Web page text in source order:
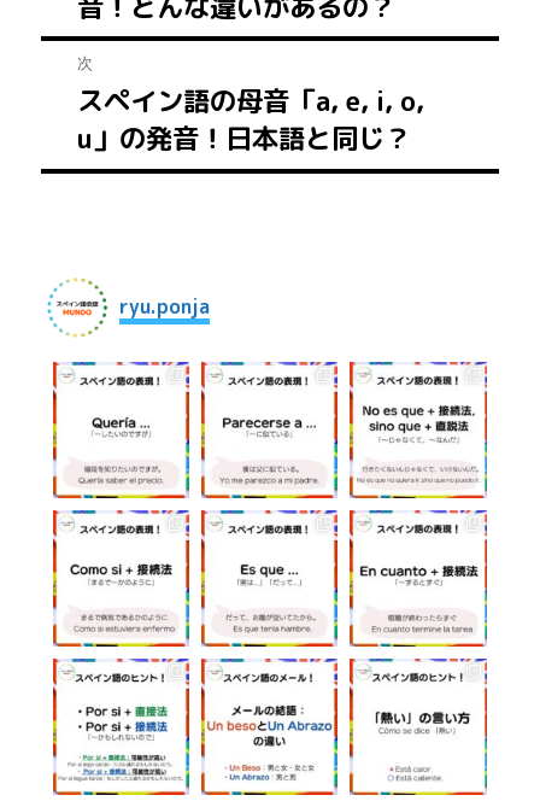
ナ
ー
ョ
ン
投
稿:
次
次
の
投
スペイン語の母音「a, e, i, o,
u」の発音！日本語と同じ？
ryu.ponja